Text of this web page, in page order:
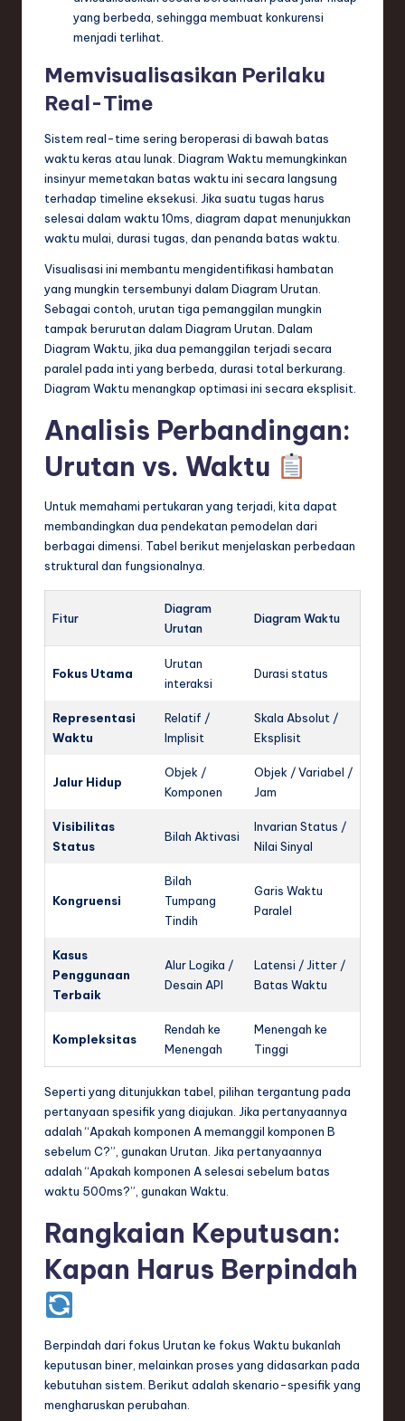
yang berbeda, sehingga membuat konkurensi
menjadi terlihat.
Memvisualisasikan Perilaku
Real-Time
Sistem real-time sering beroperasi di bawah batas
waktu keras atau lunak. Diagram Waktu memungkinkan
insinyur memetakan batas waktu ini secara langsung
terhadap timeline eksekusi. Jika suatu tugas harus
selesai dalam waktu 10ms, diagram dapat menunjukkan
waktu mulai, durasi tugas, dan penanda batas waktu.
Visualisasi ini membantu mengidentifikasi hambatan
yang mungkin tersembunyi dalam Diagram Urutan.
Sebagai contoh, urutan tiga pemanggilan mungkin
tampak berurutan dalam Diagram Urutan. Dalam
Diagram Waktu, jika dua pemanggilan terjadi secara
paralel pada inti yang berbeda, durasi total berkurang.
Diagram Waktu menangkap optimasi ini secara eksplisit.
Analisis Perbandingan:
Urutan vs. Waktu
Untuk memahami pertukaran yang terjadi, kita dapat
membandingkan dua pendekatan pemodelan dari
berbagai dimensi. Tabel berikut menjelaskan perbedaan
struktural dan fungsionalnya.
Fitur
Diagram
Urutan
Diagram Waktu
Fokus Utama
Urutan
interaksi
Durasi status
Representasi
Waktu
Relatif /
Implisit
Skala Absolut /
Eksplisit
Jalur Hidup
Objek /
Komponen
Objek / Variabel /
Jam
Visibilitas
Status
Bilah Aktivasi
Invarian Status /
Nilai Sinyal
Kongruensi
Bilah
Tumpang
Tindih
Garis Waktu
Paralel
Kasus
Penggunaan
Terbaik
Alur Logika /
Desain API
Latensi / Jitter /
Batas Waktu
Kompleksitas
Rendah ke
Menengah
Menengah ke
Tinggi
Seperti yang ditunjukkan tabel, pilihan tergantung pada
pertanyaan spesifik yang diajukan. Jika pertanyaannya
adalah “Apakah komponen A memanggil komponen B
sebelum C?”, gunakan Urutan. Jika pertanyaannya
adalah “Apakah komponen A selesai sebelum batas
waktu 500ms?”, gunakan Waktu.
Rangkaian Keputusan:
Kapan Harus Berpindah
Berpindah dari fokus Urutan ke fokus Waktu bukanlah
keputusan biner, melainkan proses yang didasarkan pada
kebutuhan sistem. Berikut adalah skenario-spesifik yang
mengharuskan perubahan.